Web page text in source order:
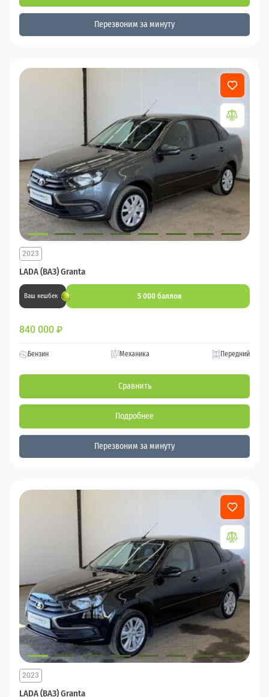
Перезвоним за минуту
LADA (ВАЗ) Granta
2023
Ваш кешбек 5 000 баллов
840 000 ₽
Бензин Механика Передний
Сравнить
Подробнее
Перезвоним за минуту
LADA (ВАЗ) Granta
2023